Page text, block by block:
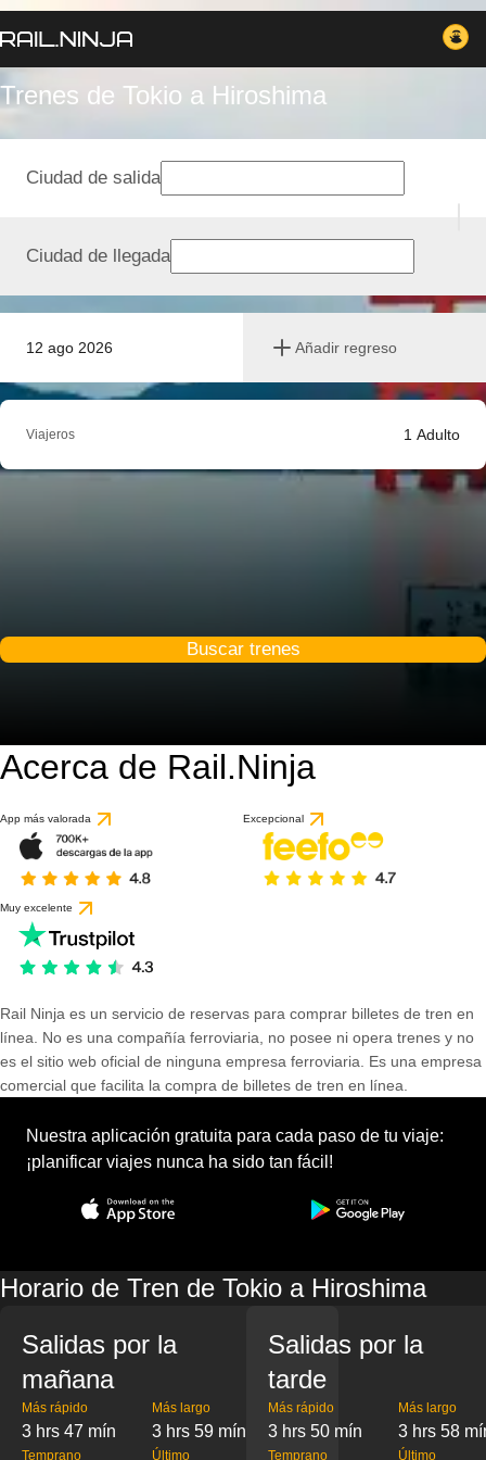
Trenes de Tokio a Hiroshima
12 ago 2026 Añadir regreso
Ciudad de salida
Ciudad de llegada
Viajeros 1 Adulto
Buscar trenes
Acerca de Rail.Ninja
App más valorada Excepcional
Muy excelente
Rail Ninja es un servicio de reservas para comprar billetes de tren en
línea. No es una compañía ferroviaria, no posee ni opera trenes y no
es el sitio web oficial de ninguna empresa ferroviaria. Es una empresa
comercial que facilita la compra de billetes de tren en línea.
Nuestra aplicación gratuita para cada paso de tu viaje:
¡planificar viajes nunca ha sido tan fácil!
Horario de Tren de Tokio a Hiroshima
Salidas por la
mañana
Más rápido
3 hrs 47 mín
Más largo
3 hrs 59 mín
Temprano Último
Salidas por la
tarde
Más rápido
3 hrs 50 mín
Más largo
3 hrs 58
Temprano Último
basado en 12